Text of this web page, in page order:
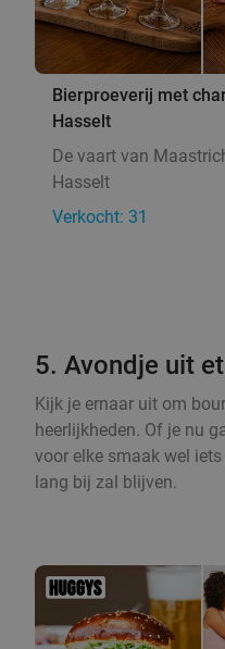
Bierproeverij met
Hasselt
De vaart van
Hasselt
Verkocht: 31
5. Avondje uit
Kijk je ernaar uit om
heerlijkheden. Of je nu
voor elke smaak wel
lang bij zal blijven.